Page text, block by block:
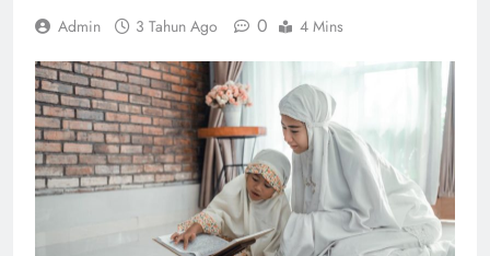
Admin 3 Tahun Ago 0 4 Mins